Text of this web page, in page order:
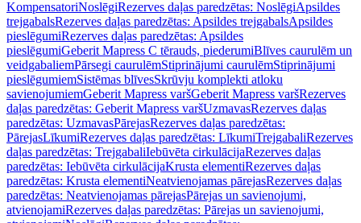
KompensatoriNoslēgiRezerves daļas paredzētas: NoslēgiApsildes
trejgabalsRezerves daļas paredzētas: Apsildes trejgabalsApsildes
pieslēgumiRezerves daļas paredzētas: Apsildes
pieslēgumiGeberit Mapress C tērauds, piederumiBlīves caurulēm un
veidgabaliemPārsegi caurulēmStiprinājumi caurulēmStiprinājumi
pieslēgumiemSistēmas blīvesSkrūvju komplekti atloku
savienojumiemGeberit Mapress varšGeberit Mapress varšRezerves
daļas paredzētas: Geberit Mapress varšUzmavasRezerves daļas
paredzētas: UzmavasPārejasRezerves daļas paredzētas:
PārejasLīkumiRezerves daļas paredzētas: LīkumiTrejgabaliRezerves
daļas paredzētas: TrejgabaliIebūvēta cirkulācijaRezerves daļas
paredzētas: Iebūvēta cirkulācijaKrusta elementiRezerves daļas
paredzētas: Krusta elementiNeatvienojamas pārejasRezerves daļas
paredzētas: Neatvienojamas pārejasPārejas un savienojumi,
atvienojamiRezerves daļas paredzētas: Pārejas un savienojumi,